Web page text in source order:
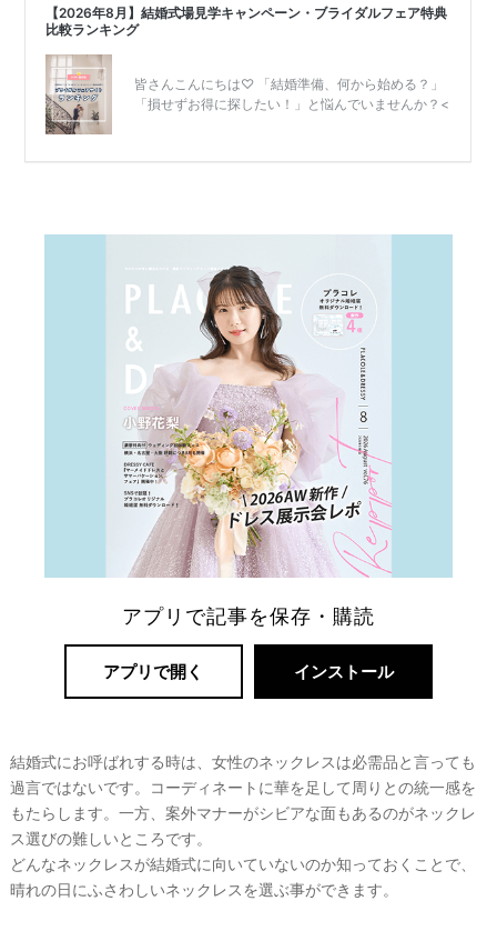
アプリで記事を保存・購読
アプリで開く インストール
結婚式にお呼ばれする時は、女性のネックレスは必需品と言っても
過言ではないです。コーディネートに華を足して周りとの統一感を
もたらします。一方、案外マナーがシビアな面もあるのがネックレ
ス選びの難しいところです。
どんなネックレスが結婚式に向いていないのか知っておくことで、
晴れの日にふさわしいネックレスを選ぶ事ができます。
結
婚
リ
ゾ
ー
ト
婚